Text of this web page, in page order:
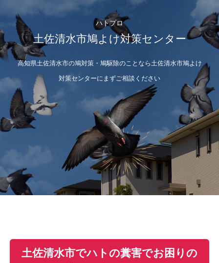
ハトプロ
土佐清水市鳩よけ対策センター
高知県土佐清水市の鳩対策・鳩駆除のことなら土佐清水市鳩よけ
対策センターにまずご相談ください
土佐清水市でハトの糞害でお困りの